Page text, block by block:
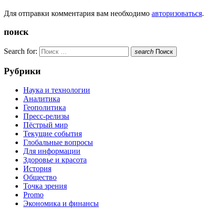
Для отправки комментария вам необходимо авторизоваться.
поиск
Search for: search Поиск
Рубрики
Наука и технологии
Аналитика
Геополитика
Пресс-релизы
Пёстрый мир
Текущие события
Глобальные вопросы
Для информации
Здоровье и красота
История
Общество
Точка зрения
Promo
Экономика и финансы